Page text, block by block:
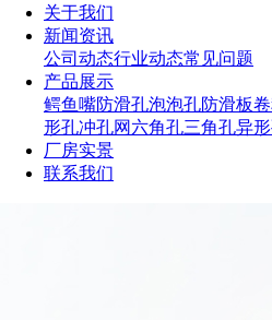
关于我们
新闻资讯
公司动态行业动态常见问题
产品展示
鳄鱼嘴防滑孔泡泡孔防滑板
形孔冲孔网 六角孔三角孔异
厂房实景
联系我们